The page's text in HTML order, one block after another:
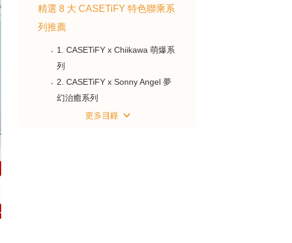
精選 8 大 CASETiFY 特色聯乘系
列推薦
1. CASETiFY x Chiikawa 萌爆系
列
2. CASETiFY x Sonny Angel 夢
幻治癒系列
3. CASETiFY x Kuromi 酷萌暗黑